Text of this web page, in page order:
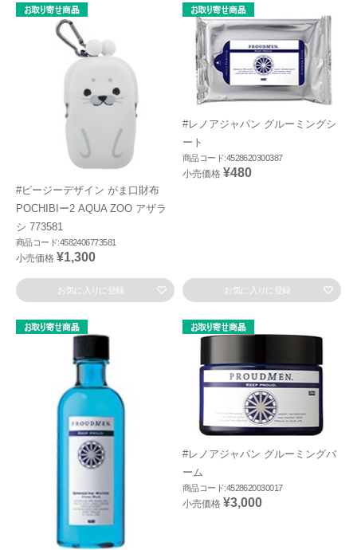
#ピージーデザイン がま口財布
POCHIBIー2 AQUA ZOO アザラ
シ 773581
商品コード:4582406773581
小売価格 ¥1,300
お気に入りに登録
#レノアジャパン グルーミングシ
ート
商品コード:4528620300387
小売価格 ¥480
お気に入りに登録
#レノアジャパン グルーミングバ
ーム
商品コード:4528620030017
小売価格 ¥3,000